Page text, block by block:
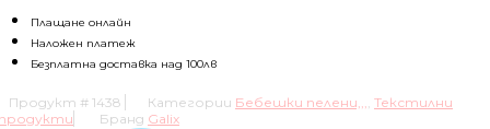
тип
"Прегърни
ме"
Плащане онлайн
Наложен платеж
Безплатна доставка над 100лв
Продукт # 1438 Категории Бебешки пелени,,,, Текстилни
Бранд Galix